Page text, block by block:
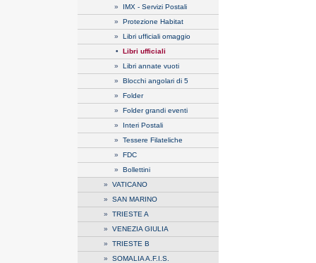
» IMX - Servizi Postali
» Protezione Habitat
» Libri ufficiali omaggio
• Libri ufficiali
» Libri annate vuoti
» Blocchi angolari di 5
» Folder
» Folder grandi eventi
» Interi Postali
» Tessere Filateliche
» FDC
» Bollettini
» VATICANO
» SAN MARINO
» TRIESTE A
» VENEZIA GIULIA
» TRIESTE B
» SOMALIA A.F.I.S.